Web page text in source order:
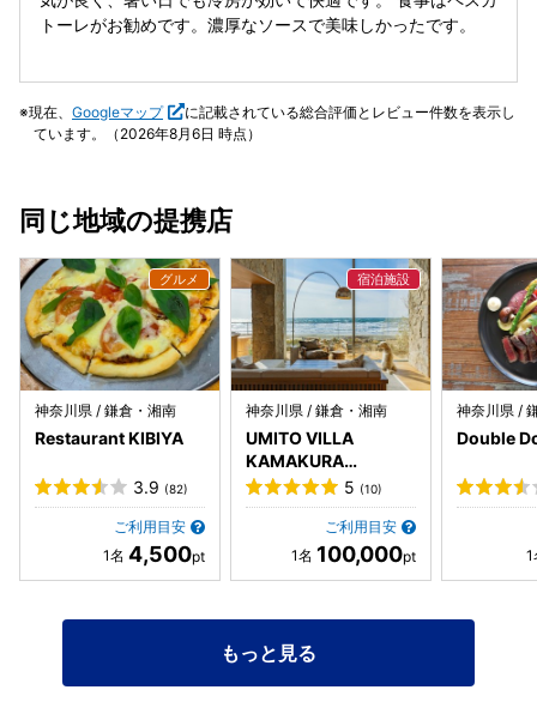
のほかにも「生姜とモッツァレラのアランティーニ」は食べ
たことのある味で。。たこ焼きっぽい！でもあっつあつでお
ちょっとした苦味がアクセント。殻ごと食べられるエビ美味
しかったなぁ(^o^) お肉も最高に柔らかかった⭐︎ 食後にアフ
した(^^) とにかく接客が丁寧。スープの時点であたしが左利
かなかそういう事に気づく人はいなかったので感激⭐︎気持ち
の良いいい時間を過ごせました(^o^) 駐車場はありません。
トーレがお勧めです。濃厚なソースで美味しかったです。
現在、 Googleマップ
に記載されている総合評価とレビュー件数を表示し
ています。（2026年8月6日 時点）
同じ地域の提携店
神奈川県 / 鎌倉・湘南
Restaurant KIBIYA
3.9 (82)
ご利用目安
4,500
神奈川県 / 鎌倉・湘南
UMITO VILLA
KAMAKURA
ZAIMOKUZA5 (10)
ご利用目安
100,000
神奈川県 /
Double
もっと見る